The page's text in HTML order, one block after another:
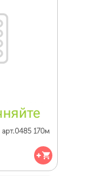
170м